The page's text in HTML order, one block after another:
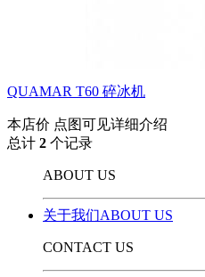
QUAMAR T60 碎冰机
本店价 点图可见详细介绍
总计 2 个记录
ABOUT US
关于我们ABOUT US
CONTACT US